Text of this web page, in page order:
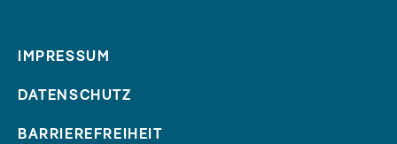
IMPRESSUM
DATENSCHUTZ
BARRIEREFREIHEIT